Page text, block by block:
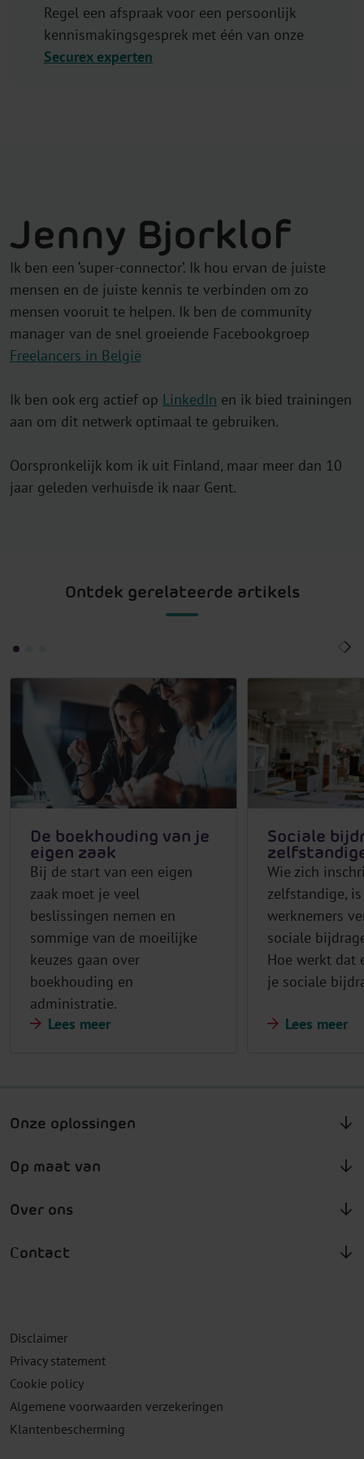
Regel een afspraak voor een persoonlijk
kennismakingsgesprek met één van onze
Securex experten
Jenny Bjorklof
Ik ben een ‘super-connector’. Ik hou ervan de juiste
mensen en de juiste kennis te verbinden om zo
mensen vooruit te helpen. Ik ben de community
manager van de snel groeiende Facebookgroep
Freelancers in België
Ik ben ook erg actief op LinkedIn en ik bied trainingen
aan om dit netwerk optimaal te gebruiken.
Oorspronkelijk kom ik uit Finland, maar meer dan 10
jaar geleden verhuisde ik naar Gent.
Ontdek gerelateerde artikels
De boekhouding van je
eigen zaak
Bij de start van een eigen
zaak moet je veel
beslissingen nemen en
sommige van de moeilijke
keuzes gaan over
boekhouding en
administratie.
Lees meer
Sociale
Wie zich
zelfstandige,
werknemers
sociale
Hoe werkt dat
je sociale
Lees meer
Onze oplossingen
Op maat van
Over ons
Contact
Disclaimer
Privacy statement
Cookie policy
Algemene voorwaarden verzekeringen
Klantenbescherming